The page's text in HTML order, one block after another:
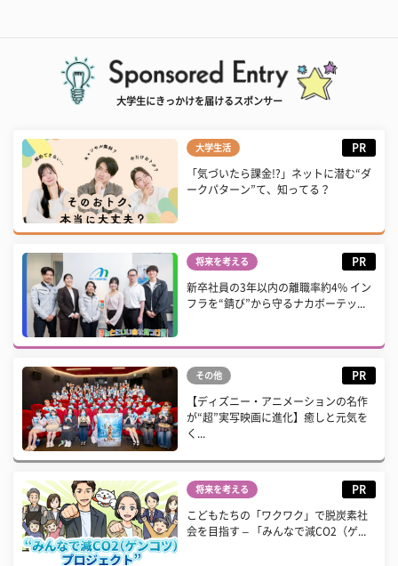
大学生にきっかけを届けるスポンサー
大学生活 PR
「気づいたら課金!?」ネットに潜む“ダ
ークパターン”て、知ってる？
将来を考える PR
新卒社員の3年以内の離職率約4% イン
フラを“錆び”から守るナカボーテッ...
その他 PR
【ディズニー・アニメーションの名作
が“超”実写映画に進化】癒しと元気を
く...
将来を考える PR
こどもたちの「ワクワク」で脱炭素社
会を目指す – 「みんなで減CO2（ゲ...